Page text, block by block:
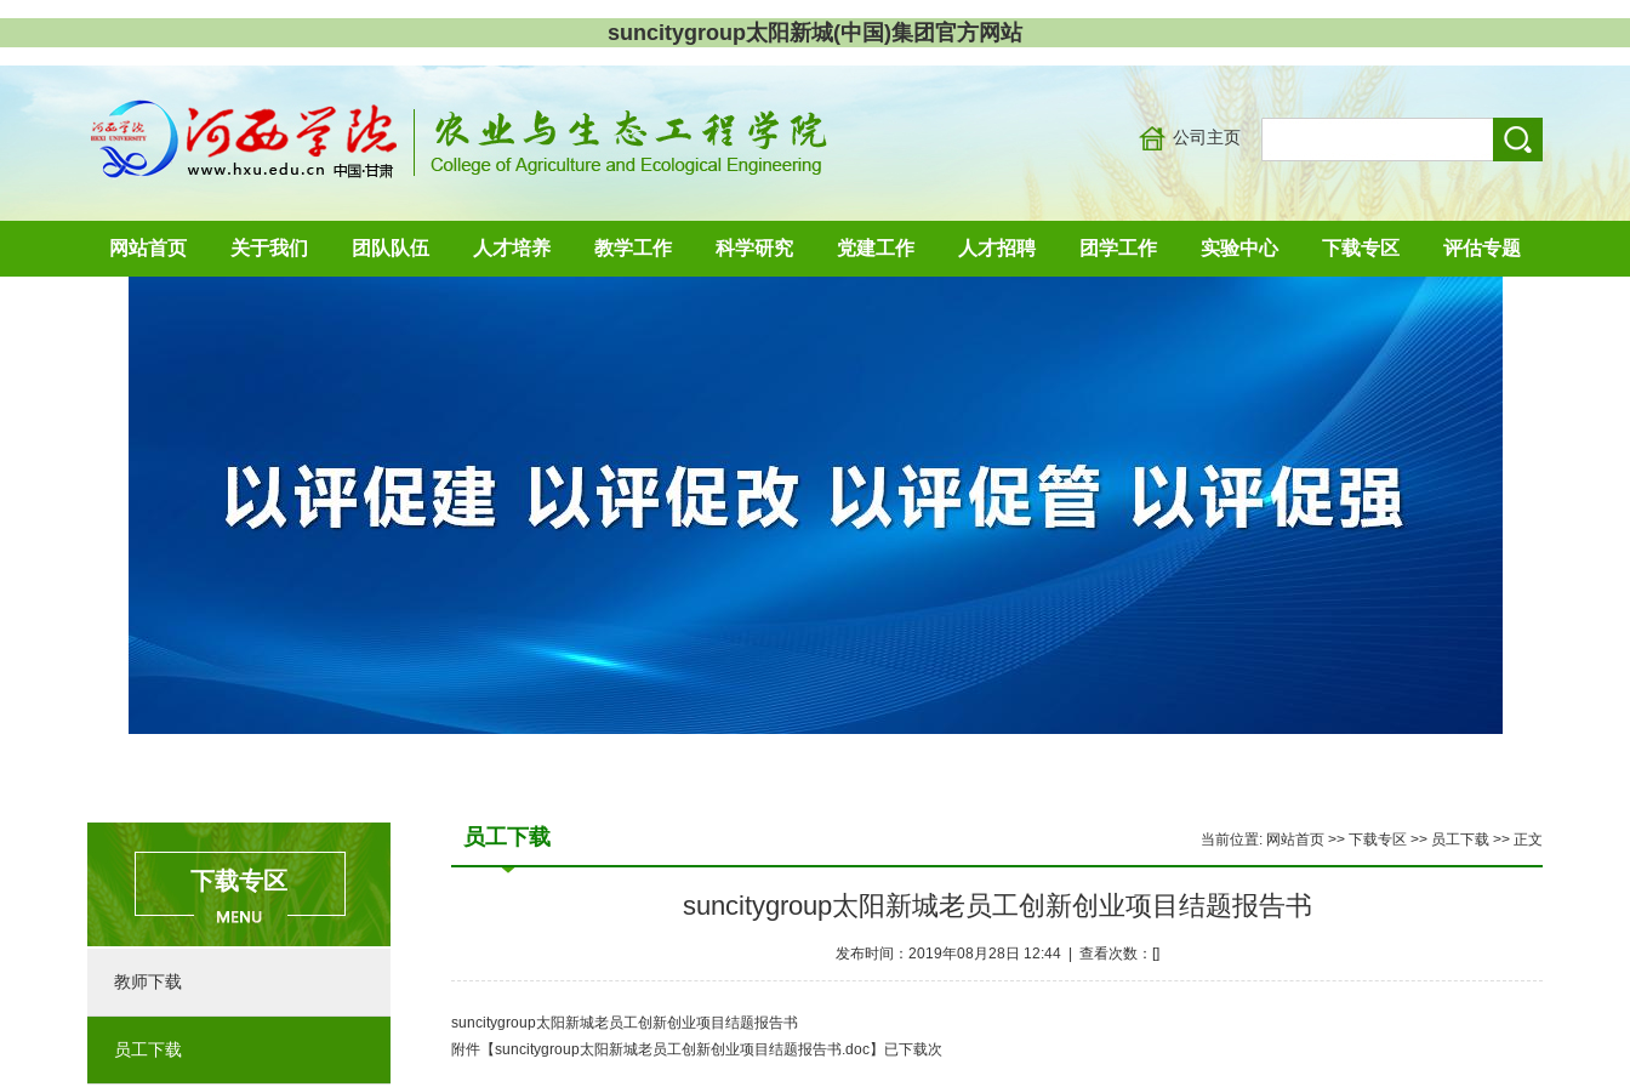
suncitygroup太阳新城(中国)集团官方网站
公司主页
网站首页 关于我们 团队队伍 人才培养 教学工作 科学研究 党建工作 人才招聘 团学工作 实验中心 下载专区 评估专题
下载专区
教师下载
员工下载
员工下载 当前位置: 网站首页 >> 下载专区 >> 员工下载 >> 正文
suncitygroup太阳新城老员工创新创业项目结题报告书
发布时间：2019年08月28日 12:44 | 查看次数：[]
suncitygroup太阳新城老员工创新创业项目结题报告书
附件【suncitygroup太阳新城老员工创新创业项目结题报告书.doc】已下载次